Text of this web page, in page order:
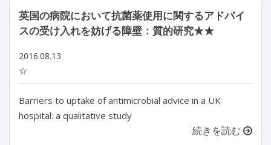
英国の病院において抗菌薬使用に関するアドバイ
スの受け入れを妨げる障壁：質的研究★★
2016.08.13
☆
Barriers to uptake of antimicrobial advice in a UK
hospital: a qualitative study
続きを読む